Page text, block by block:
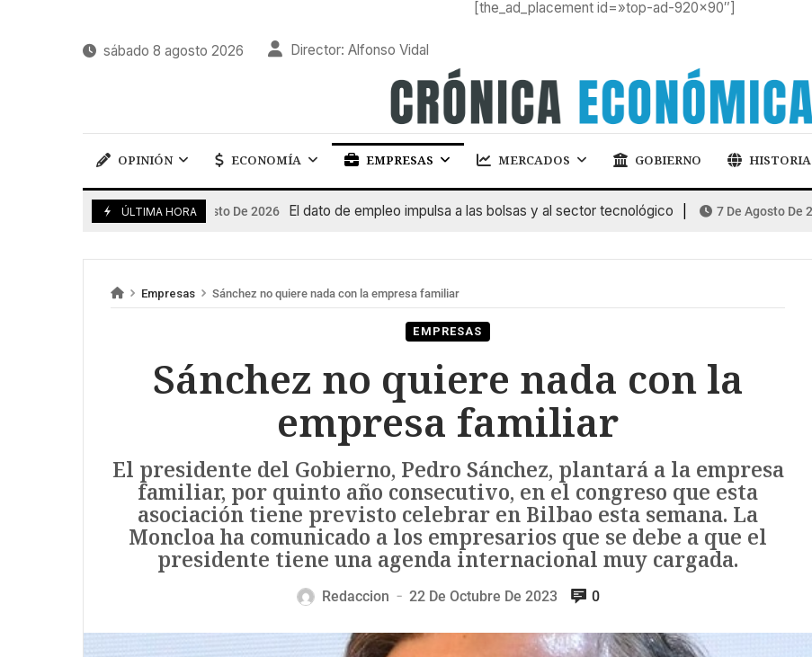
[the_ad_placement id=»top-ad-920×90″]
sábado 8 agosto 2026 Director: Alfonso Vidal
OPINIÓN ECONOMÍA EMPRESAS MERCADOS GOBIERNO HISTORIA
ÚLTIMA HORA
7 De Agosto De 2026 El dato de empleo impulsa a las bolsas y al sector tecnológico 7 De Agosto De 2026
Empresas Sánchez no quiere nada con la empresa familiar
EMPRESAS
Sánchez no quiere nada con la
empresa familiar
El presidente del Gobierno, Pedro Sánchez, plantará a la empresa
familiar, por quinto año consecutivo, en el congreso que esta
asociación tiene previsto celebrar en Bilbao esta semana. La
Moncloa ha comunicado a los empresarios que se debe a que el
presidente tiene una agenda internacional muy cargada.
Redaccion — 22 De Octubre De 2023 0